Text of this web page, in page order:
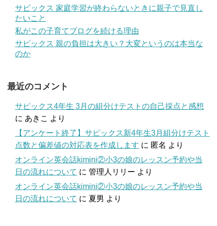
サピックス 家庭学習が終わらないときに親子で見直し
たいこと
私がこの子育てブログを続ける理由
サピックス 親の負担は大きい？大変というのは本当な
のか
最近のコメント
サピックス4年生 3月の組分けテストの自己採点と感想
に あきこ より
【アンケート終了】サピックス新4年生3月組分けテスト
点数と偏差値の対応表を作成します に 匿名 より
オンライン英会話kimini②小3の娘のレッスン予約や当
日の流れについて に 管理人リリー より
オンライン英会話kimini②小3の娘のレッスン予約や当
日の流れについて に 夏男 より